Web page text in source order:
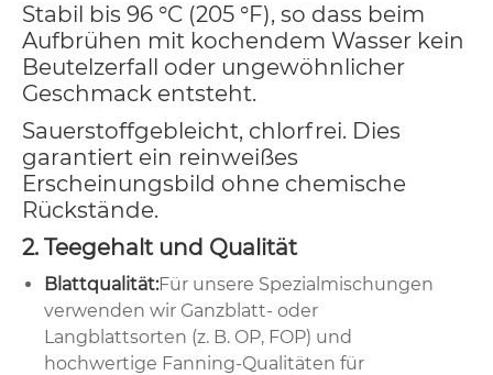
Stabil bis 96 °C (205 °F), so dass beim
Aufbrühen mit kochendem Wasser kein
Beutelzerfall oder ungewöhnlicher
Geschmack entsteht.
Sauerstoffgebleicht, chlorfrei. Dies
garantiert ein reinweißes
Erscheinungsbild ohne chemische
Rückstände.
2. Teegehalt und Qualität
Blattqualität:Für unsere Spezialmischungen
verwenden wir Ganzblatt- oder
Langblattsorten (z. B. OP, FOP) und
hochwertige Fanning-Qualitäten für